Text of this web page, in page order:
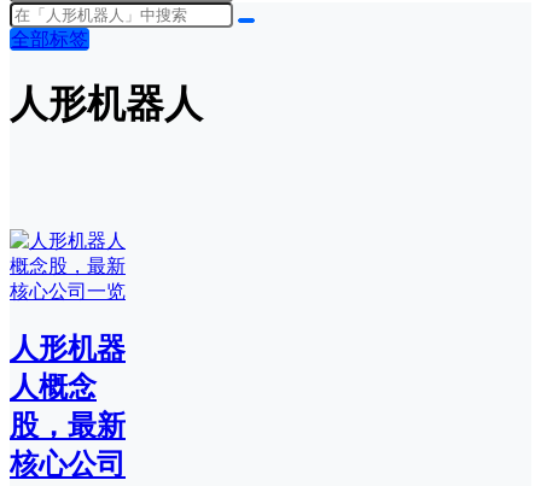
全部标签
人形机器人
人形机器
人概念
股，最新
核心公司